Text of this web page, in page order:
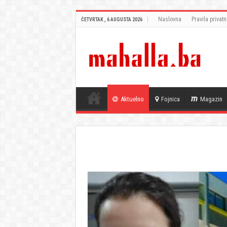
ČETVRTAK , 6 AUGUSTA 2026 Naslovna Pravila
Aktuelno Fojnica Magazin